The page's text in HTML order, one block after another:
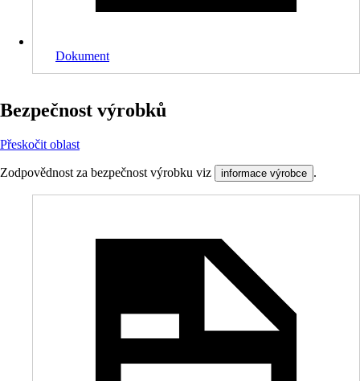
Dokument
Bezpečnost výrobků
Přeskočit oblast
Zodpovědnost za bezpečnost výrobku viz informace výrobce .